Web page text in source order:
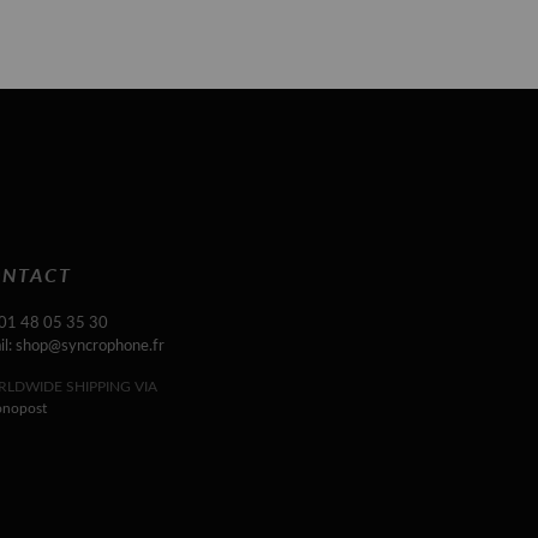
01 48 05 35 30
shop@syncrophone.fr
SHIPPING VIA